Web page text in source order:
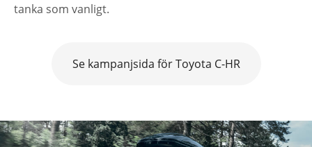
tanka som vanligt.
Se kampanjsida för Toyota C-HR